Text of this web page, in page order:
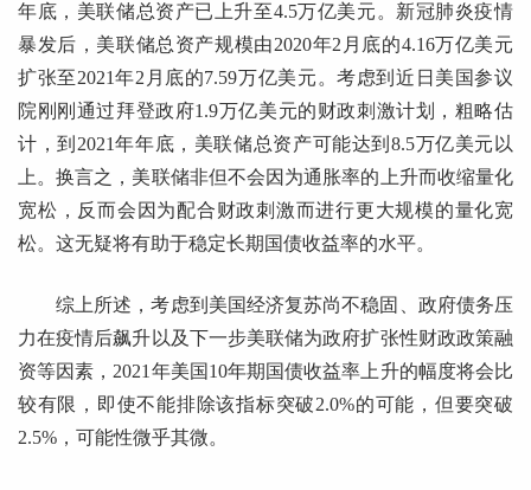
年底，美联储总资产已上升至4.5万亿美元。新冠肺炎疫情
暴发后，美联储总资产规模由2020年2月底的4.16万亿美元
扩张至2021年2月底的7.59万亿美元。考虑到近日美国参议
院刚刚通过拜登政府1.9万亿美元的财政刺激计划，粗略估
计，到2021年年底，美联储总资产可能达到8.5万亿美元以
上。换言之，美联储非但不会因为通胀率的上升而收缩量化
宽松，反而会因为配合财政刺激而进行更大规模的量化宽
松。这无疑将有助于稳定长期国债收益率的水平。
综上所述，考虑到美国经济复苏尚不稳固、政府债务压
力在疫情后飙升以及下一步美联储为政府扩张性财政政策融
资等因素，2021年美国10年期国债收益率上升的幅度将会比
较有限，即使不能排除该指标突破2.0%的可能，但要突破
2.5%，可能性微乎其微。